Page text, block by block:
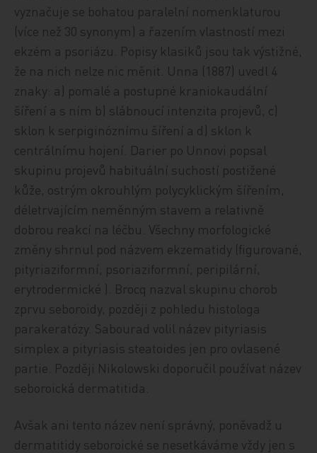
vyznačuje se bohatou paralelní nomenklaturou
(více než 30 synonym) a řazením vlastností mezi
ekzém a psoriázu. Popisy klasiků jsou tak výstižné,
že na nich nelze nic měnit. Unna (1887) uvedl 4
znaky: a) pomalé a postupné kraniokaudální
šíření a s ním b) slábnoucí intenzita projevů, c)
sklon k serpiginóznímu šíření a d) sklon k
centrálnímu hojení. Darier po Unnovi popsal
skupinu projevů habituální suchostí postižené
kůže, ostrým okrouhlým polycyklickým šířením,
déletrvajícím neměnným stavem a relativně
dobrou reakcí na léčbu. Všechny morfologické
změny shrnul pod názvem ekzematidy (figurované,
pityriaziformní, psoriaziformní, peripilární,
erytrodermické ). Brocq nazval skupinu chorob
zprvu seboroidy, později z pohledu histologa
parakeratózy. Sabourad volil název pityriasis
simplex a pityriasis steatoides jen pro ovlasené
partie. Později Nikolowski doporučil používat název
seboroická dermatitida.
Avšak ani tento název není správný, poněvadž u
dermatitidy seboroické se nesetkáváme vždy jen s